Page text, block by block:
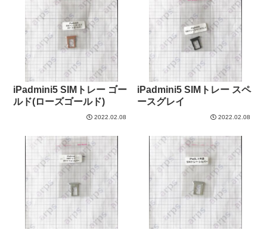
iPadmini5 SIMトレー ゴー
ルド(ローズゴールド)
2022.02.08
iPadmini5 SIMトレー スペ
ースグレイ
2022.02.08